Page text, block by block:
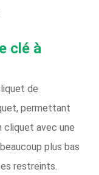
clé à
de
permettant
cliquet avec une
plus bas
restreints.